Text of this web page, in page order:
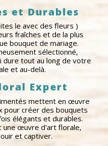
et Durables
le avec des fleurs )
fraîches et de la plus
bouquet de mariage.
sélectionné,
dure tout au long de votre
et au-delà.
Expert
mettent en œuvre
pour créer des bouquets
élégants et durables.
une œuvre d'art florale,
et captiver.